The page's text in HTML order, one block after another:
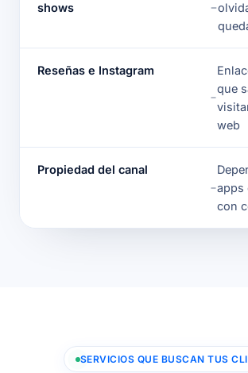
shows
Reseñas e Instagram
que
web
Propiedad del canal
apps
con
SERVICIOS QUE BUSCAN TUS